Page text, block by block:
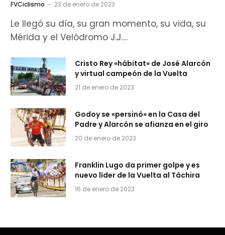
FVCiclismo 23 de enero de 2023
Le llegó su día, su gran momento, su vida, su
Mérida y el Velódromo J.J.…
Cristo Rey «hábitat» de José Alarcón
y virtual campeón de la Vuelta
21 de enero de 2023
Godoy se «persinó» en la Casa del
Padre y Alarcón se afianza en el giro
20 de enero de 2023
Franklin Lugo da primer golpe y es
nuevo líder de la Vuelta al Táchira
16 de enero de 2023